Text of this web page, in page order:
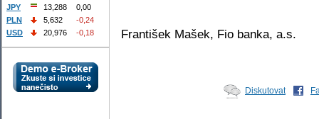
František Mašek, Fio banka, a.s.
Diskutovat
JPY
13,288
0,00
PLN
5,632
-0,24
USD
20,976 -0,18